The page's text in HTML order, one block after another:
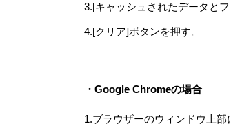
3.[キャッシュされたデータと
4.[クリア]ボタンを押す。
・Google Chromeの場合
1.ブラウザーのウィンドウ上部